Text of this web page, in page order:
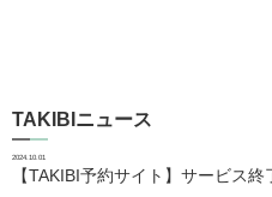
TAKIBIニュース
2024.10.01
【TAKIBI予約サイト】サービス